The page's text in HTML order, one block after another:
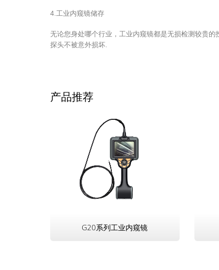
4.工业内窥镜储存
无论您身处哪个行业，工业内窥镜都是无损检测较贵
探头不被意外损坏.
产品推荐
G20系列工业内窥镜